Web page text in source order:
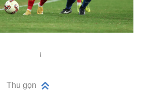
\
Thu gọn